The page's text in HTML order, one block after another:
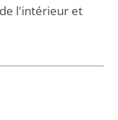
l'intérieur et